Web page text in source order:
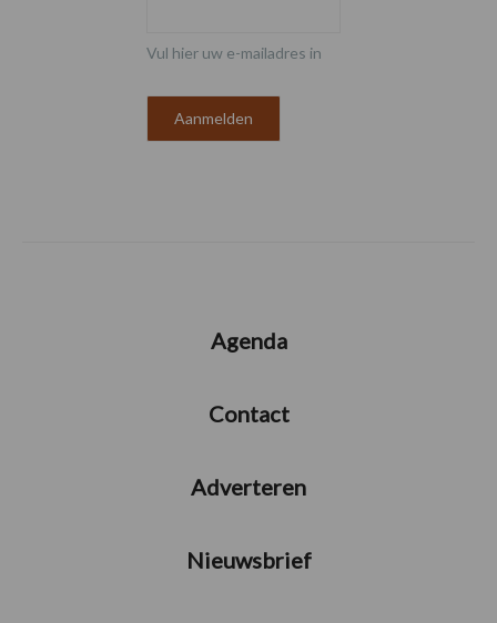
Vul hier uw e-mailadres in
Agenda
Contact
Adverteren
Nieuwsbrief